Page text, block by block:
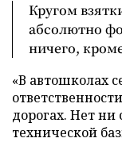
Кругом
абсолютно
ничего,
«В автошколах
дорогах. Нет
технической